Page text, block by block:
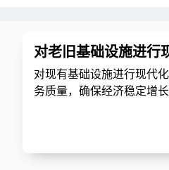
对老旧基础设施进行
对现有基础设施进行现代
务质量，确保经济稳定增长